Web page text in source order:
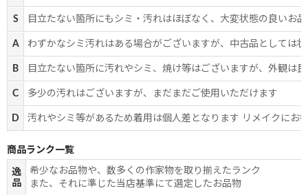
S 目立たない箇所にもシミ・汚れはほぼなく、大変状態の良いお
A わずかなシミ汚れはある場合がございますが、中古品としては
B 目立たない箇所に汚れやシミ、焼け等はございますが、外観は
C 多少の汚れはございますが、まだまだご使用いただけます
D 汚れやシミ等があるため着用は個人差となります リメイクにお
商品ランク一覧
逸
品
希少なお品物や、数多くの作家物を取り揃えたランク
また、それに準じた当店基準にて選定したお品物